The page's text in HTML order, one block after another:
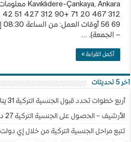
– الجمعة). …
أكمل القراءة »
آخر 5 تحديثات
أربع خطوات تحدد قبول الجنسية التركية 31 يناير,2025
الأرشيف – الحصول على الجنسية التركية 27 ديسمبر,2024
تتبع مراحل الجنسية التركية من خلال إي دولت e devlet